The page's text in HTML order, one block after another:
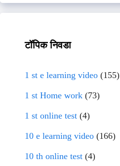
टॉपिक निवडा
1 st e learning video (155)
1 st Home work (73)
1 st online test (4)
10 e learning video (166)
10 th online test (4)